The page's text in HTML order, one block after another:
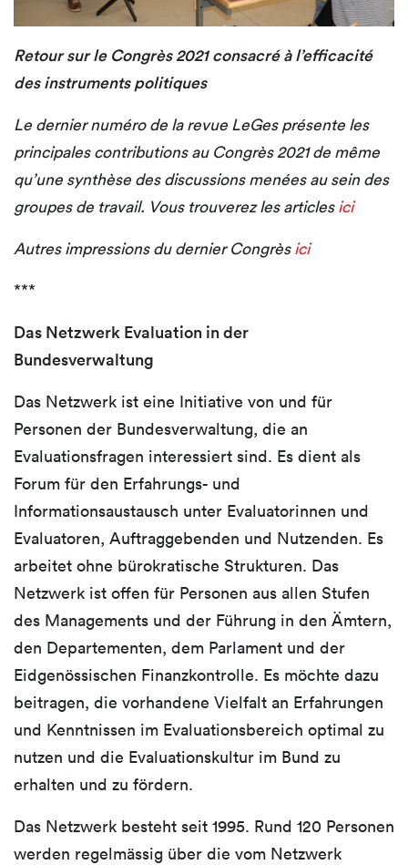
Retour sur le Congrès 2021 consacré à l’efficacité
des instruments politiques
Le dernier numéro de la revue LeGes présente les
principales contributions au Congrès 2021 de même
qu’une synthèse des discussions menées au sein des
groupes de travail. Vous trouverez les articlesici
Autres impressions du dernier Congrèsici
***
Das Netzwerk Evaluation in der
Bundesverwaltung
Das Netzwerk ist eine Initiative von und für
Personen der Bundesverwaltung, die an
Evaluationsfragen interessiert sind. Es dient als
Forum für den Erfahrungs- und
Informationsaustausch unter Evaluatorinnen und
Evaluatoren, Auftraggebenden und Nutzenden. Es
arbeitet ohne bürokratische Strukturen. Das
Netzwerk ist offen für Personen aus allen Stufen
des Managements und der Führung in den Ämtern,
den Departementen, dem Parlament und der
Eidgenössischen Finanzkontrolle. Es möchte dazu
beitragen, die vorhandene Vielfalt an Erfahrungen
und Kenntnissen im Evaluationsbereich optimal zu
nutzen und die Evaluationskultur im Bund zu
erhalten und zu fördern.
Das Netzwerk besteht seit 1995. Rund 120 Personen
werden regelmässig über die vom Netzwerk